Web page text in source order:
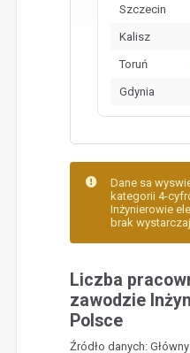
Szczecin
Kalisz
Toruń
Gdynia
Dane sa
kategorii 4-
Inżynierowie
brak
Liczba
zawodzie
Polsce
Źródło danych: